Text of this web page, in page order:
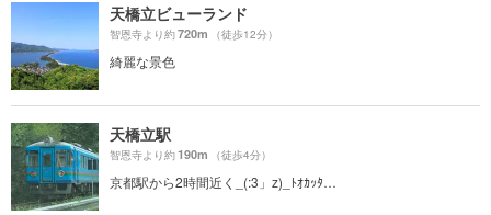
天橋立ビューランド
智恩寺より約720m （徒歩12分）
綺麗な景色
天橋立駅
智恩寺より約190m （徒歩4分）
京都駅から2時間近く_(:3」z)_ﾄｵｶｯﾀ…